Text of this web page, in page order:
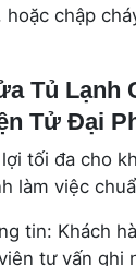
hoặc chập
Tủ Lạnh
Tử Đại
tối đa cho
làm việc
tin: Khách
tư vấn ghi